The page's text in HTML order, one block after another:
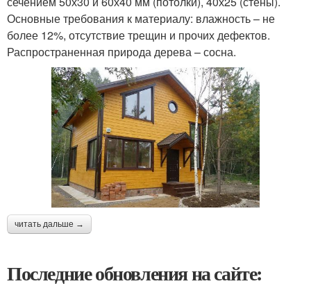
Основные требования к материалу: влажность – не
более 12%, отсутствие трещин и прочих дефектов.
Распространенная природа дерева – сосна.
читать дальше →
Последние обновления на сайте: